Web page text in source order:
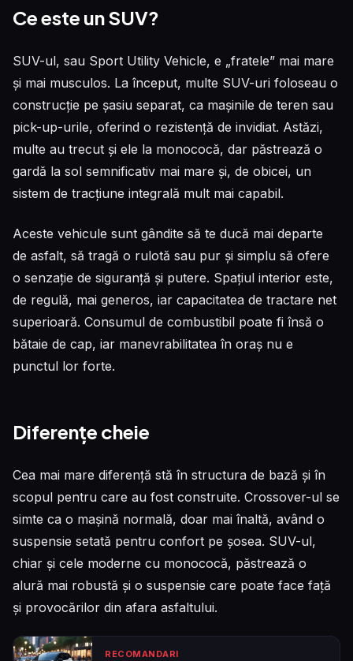
Ce este un SUV?
SUV-ul, sau Sport Utility Vehicle, e „fratele” mai mare
și mai musculos. La început, multe SUV-uri foloseau o
construcție pe șasiu separat, ca mașinile de teren sau
pick-up-urile, oferind o rezistență de invidiat. Astăzi,
multe au trecut și ele la monococă, dar păstrează o
gardă la sol semnificativ mai mare și, de obicei, un
sistem de tracțiune integrală mult mai capabil.
Aceste vehicule sunt gândite să te ducă mai departe
de asfalt, să tragă o rulotă sau pur și simplu să ofere
o senzație de siguranță și putere. Spațiul interior este,
de regulă, mai generos, iar capacitatea de tractare net
superioară. Consumul de combustibil poate fi însă o
bătaie de cap, iar manevrabilitatea în oraș nu e
punctul lor forte.
Diferențe cheie
Cea mai mare diferență stă în structura de bază și în
scopul pentru care au fost construite. Crossover-ul se
simte ca o mașină normală, doar mai înaltă, având o
suspensie setată pentru confort pe șosea. SUV-ul,
chiar și cele moderne cu monococă, păstrează o
alură mai robustă și o suspensie care poate face față
și provocărilor din afara asfaltului.
RECOMANDARI